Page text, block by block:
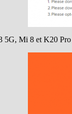
5G, Mi 8 et K20 Pro